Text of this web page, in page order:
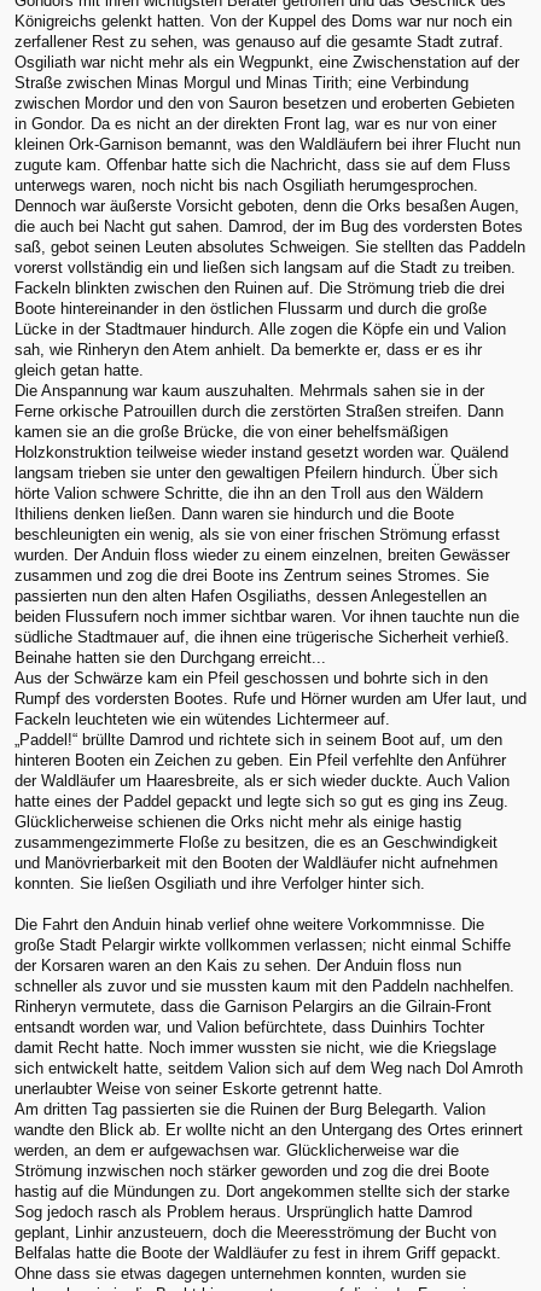
Königreichs gelenkt hatten. Von der Kuppel des Doms war nur noch ein
zerfallener Rest zu sehen, was genauso auf die gesamte Stadt zutraf.
Osgiliath war nicht mehr als ein Wegpunkt, eine Zwischenstation auf der
Straße zwischen Minas Morgul und Minas Tirith; eine Verbindung
zwischen Mordor und den von Sauron besetzen und eroberten Gebieten
in Gondor. Da es nicht an der direkten Front lag, war es nur von einer
kleinen Ork-Garnison bemannt, was den Waldläufern bei ihrer Flucht nun
zugute kam. Offenbar hatte sich die Nachricht, dass sie auf dem Fluss
unterwegs waren, noch nicht bis nach Osgiliath herumgesprochen.
Dennoch war äußerste Vorsicht geboten, denn die Orks besaßen Augen,
die auch bei Nacht gut sahen. Damrod, der im Bug des vordersten Botes
saß, gebot seinen Leuten absolutes Schweigen. Sie stellten das Paddeln
vorerst vollständig ein und ließen sich langsam auf die Stadt zu treiben.
Fackeln blinkten zwischen den Ruinen auf. Die Strömung trieb die drei
Boote hintereinander in den östlichen Flussarm und durch die große
Lücke in der Stadtmauer hindurch. Alle zogen die Köpfe ein und Valion
sah, wie Rinheryn den Atem anhielt. Da bemerkte er, dass er es ihr
gleich getan hatte.
Die Anspannung war kaum auszuhalten. Mehrmals sahen sie in der
Ferne orkische Patrouillen durch die zerstörten Straßen streifen. Dann
kamen sie an die große Brücke, die von einer behelfsmäßigen
Holzkonstruktion teilweise wieder instand gesetzt worden war. Quälend
langsam trieben sie unter den gewaltigen Pfeilern hindurch. Über sich
hörte Valion schwere Schritte, die ihn an den Troll aus den Wäldern
Ithiliens denken ließen. Dann waren sie hindurch und die Boote
beschleunigten ein wenig, als sie von einer frischen Strömung erfasst
wurden. Der Anduin floss wieder zu einem einzelnen, breiten Gewässer
zusammen und zog die drei Boote ins Zentrum seines Stromes. Sie
passierten nun den alten Hafen Osgiliaths, dessen Anlegestellen an
beiden Flussufern noch immer sichtbar waren. Vor ihnen tauchte nun die
südliche Stadtmauer auf, die ihnen eine trügerische Sicherheit verhieß.
Beinahe hatten sie den Durchgang erreicht...
Aus der Schwärze kam ein Pfeil geschossen und bohrte sich in den
Rumpf des vordersten Bootes. Rufe und Hörner wurden am Ufer laut, und
Fackeln leuchteten wie ein wütendes Lichtermeer auf.
„Paddel!“ brüllte Damrod und richtete sich in seinem Boot auf, um den
hinteren Booten ein Zeichen zu geben. Ein Pfeil verfehlte den Anführer
der Waldläufer um Haaresbreite, als er sich wieder duckte. Auch Valion
hatte eines der Paddel gepackt und legte sich so gut es ging ins Zeug.
Glücklicherweise schienen die Orks nicht mehr als einige hastig
zusammengezimmerte Floße zu besitzen, die es an Geschwindigkeit
und Manövrierbarkeit mit den Booten der Waldläufer nicht aufnehmen
konnten. Sie ließen Osgiliath und ihre Verfolger hinter sich.
Die Fahrt den Anduin hinab verlief ohne weitere Vorkommnisse. Die
große Stadt Pelargir wirkte vollkommen verlassen; nicht einmal Schiffe
der Korsaren waren an den Kais zu sehen. Der Anduin floss nun
schneller als zuvor und sie mussten kaum mit den Paddeln nachhelfen.
Rinheryn vermutete, dass die Garnison Pelargirs an die Gilrain-Front
entsandt worden war, und Valion befürchtete, dass Duinhirs Tochter
damit Recht hatte. Noch immer wussten sie nicht, wie die Kriegslage
sich entwickelt hatte, seitdem Valion sich auf dem Weg nach Dol Amroth
unerlaubter Weise von seiner Eskorte getrennt hatte.
Am dritten Tag passierten sie die Ruinen der Burg Belegarth. Valion
wandte den Blick ab. Er wollte nicht an den Untergang des Ortes erinnert
werden, an dem er aufgewachsen war. Glücklicherweise war die
Strömung inzwischen noch stärker geworden und zog die drei Boote
hastig auf die Mündungen zu. Dort angekommen stellte sich der starke
Sog jedoch rasch als Problem heraus. Ursprünglich hatte Damrod
geplant, Linhir anzusteuern, doch die Meeresströmung der Bucht von
Belfalas hatte die Boote der Waldläufer zu fest in ihrem Griff gepackt.
Ohne dass sie etwas dagegen unternehmen konnten, wurden sie